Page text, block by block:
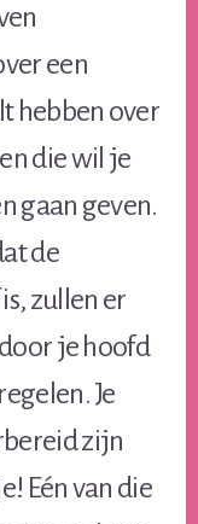
een
hebben over
die wil je
gaan geven.
de
zullen er
je hoofd
Je
zijn
Eén van die